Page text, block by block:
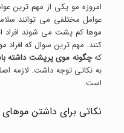
امروزه مو یکی از مهم ترین
عوامل مختلفی می توانند
موها کم پشت می شوند افراد
کنند. مهم ترین سوال که
کهچگونه موی پرپشت داشته
به نکاتی توجه داشت. لازمه
است.
نکاتی برای داشتن